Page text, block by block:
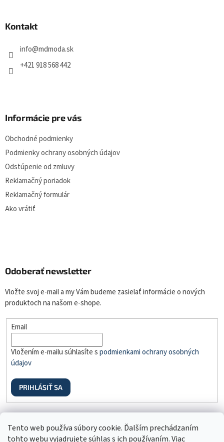
Tento web používa súbory cookie. Ďalším prechádzaním
tohto webu vyjadrujete súhlas s ich používaním. Viac
Kontakt
info@mdmoda.sk
+421 918 568 442
Informácie pre vás
Obchodné podmienky
Podmienky ochrany osobných údajov
Odstúpenie od zmluvy
Reklamačný poriadok
Reklamačný formulár
Ako vrátiť
Odoberať newsletter
Vložte svoj e-mail a my Vám budeme zasielať informácie o nových
produktoch na našom e-shope.
Email
Vložením e-mailu súhlasíte spodmienkami ochrany osobných
údajov
PRIHLÁSIŤ SA
Odstúpenie od zmluvy